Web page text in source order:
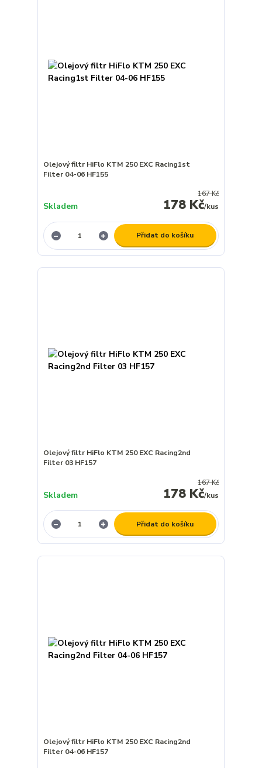
Olejový filtr HiFlo KTM 250 EXC Racing1st
Filter 04-06 HF155
167 Kč
178 Kč/kus
Skladem
Přidat do košíku
Olejový filtr HiFlo KTM 250 EXC Racing2nd
Filter 03 HF157
167 Kč
178 Kč/kus
Skladem
Přidat do košíku
Olejový filtr HiFlo KTM 250 EXC Racing2nd
Filter 04-06 HF157